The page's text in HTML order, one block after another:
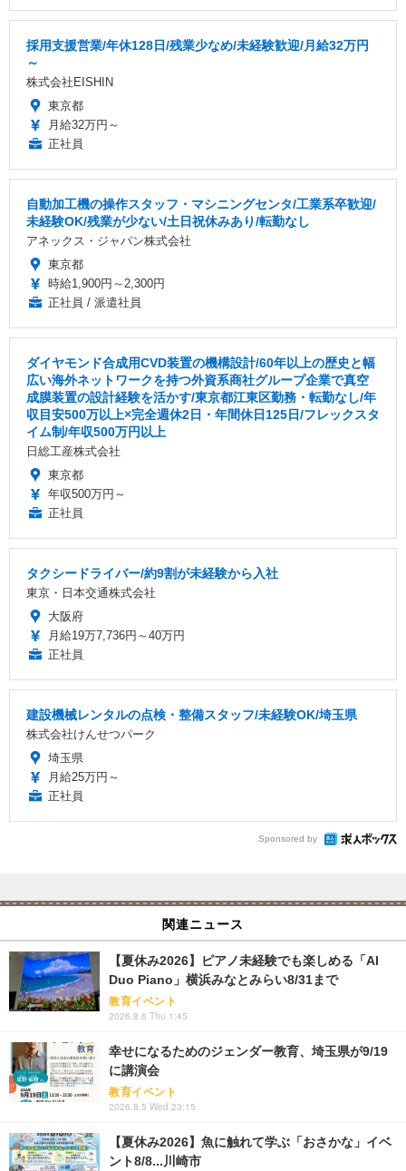
採用支援営業/年休128日/残業少なめ/未経験歓迎/月給32万円
～
株式会社EISHIN
東京都
月給32万円～
正社員
自動加工機の操作スタッフ・マシニングセンタ/工業系卒歓迎/
未経験OK/残業が少ない/土日祝休みあり/転勤なし
アネックス・ジャパン株式会社
東京都
時給1,900円～2,300円
正社員 / 派遣社員
ダイヤモンド合成用CVD装置の機構設計/60年以上の歴史と幅
広い海外ネットワークを持つ外資系商社グループ企業で真空
成膜装置の設計経験を活かす/東京都江東区勤務・転勤なし/年
収目安500万以上×完全週休2日・年間休日125日/フレックスタ
イム制/年収500万円以上
日総工産株式会社
東京都
年収500万円～
正社員
タクシードライバー/約9割が未経験から入社
東京・日本交通株式会社
大阪府
月給19万7,736円～40万円
正社員
建設機械レンタルの点検・整備スタッフ/未経験OK/埼玉県
株式会社けんせつパーク
埼玉県
月給25万円～
正社員
Sponsored by
関連ニュース
【夏休み2026】ピアノ未経験でも楽しめる「AI
Duo Piano」横浜みなとみらい8/31まで
教育イベント
2026.8.6 Thu 1:45
幸せになるためのジェンダー教育、埼玉県が9/19
に講演会
教育イベント
2026.8.5 Wed 23:15
【夏休み2026】魚に触れて学ぶ「おさかな」イベ
ント8/8...川崎市